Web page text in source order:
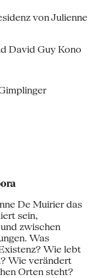
von Julienne
De Muirier das
sein,
zwischen
Was
Wie lebt
Wie verändert
Orten steht?